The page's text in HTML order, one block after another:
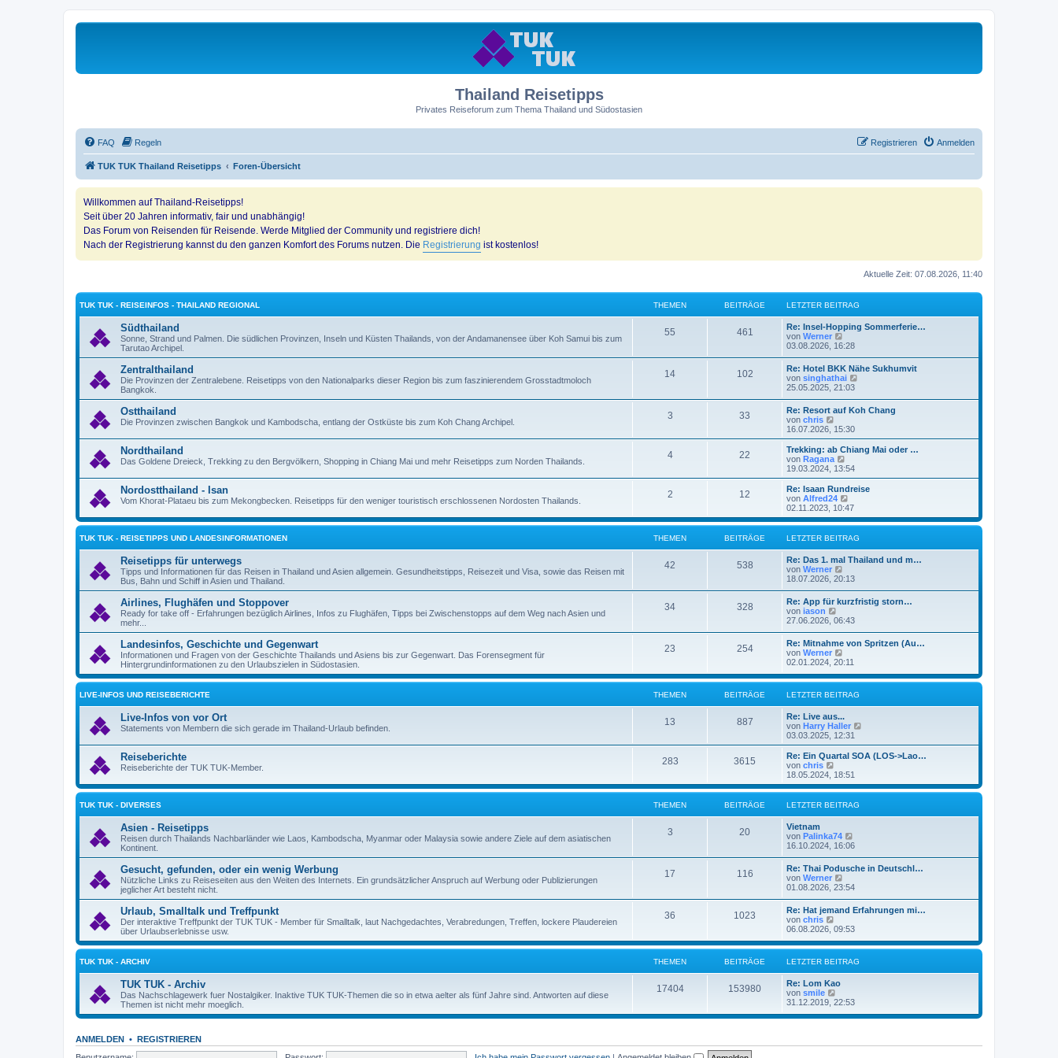
Thailand Reisetipps
Privates Reiseforum zum Thema Thailand und Südostasien
FAQ Regeln Anmelden
Registrieren
TUK TUK Thailand Reisetipps Foren-Übersicht
Willkommen auf Thailand-Reisetipps!
Seit über 20 Jahren informativ, fair und unabhängig!
Das Forum von Reisenden für Reisende. Werde Mitglied der Community und registriere dich!
Nach der Registrierung kannst du den ganzen Komfort des Forums nutzen. Die Registrierung ist kostenlos!
Aktuelle Zeit: 07.08.2026, 11:40
TUK TUK - REISEINFOS - THAILAND REGIONAL THEMEN BEITRÄGE LETZTER BEITRAG
Südthailand
Sonne, Strand und Palmen. Die südlichen Provinzen, Inseln und Küsten Thailands, von der Andamanensee über Koh Samui bis zum
Tarutao Archipel.
55 461
Re: Insel-Hopping Sommerferie…
von Werner
e
e
s
t
e
r
B
i
t
r
a
g
03.08.2026, 16:28
Zentralthailand
Die Provinzen der Zentralebene. Reisetipps von den Nationalparks dieser Region bis zum faszinierendem Grosstadtmoloch
Bangkok.
14 102
Re: Hotel BKK Nähe Sukhumvit
von singhathai
e
s
r
B
t
r
25.05.2025, 21:03
Ostthailand
Die Provinzen zwischen Bangkok und Kambodscha, entlang der Ostküste bis zum Koh Chang Archipel.
3 33
Re: Resort auf Koh Chang
von chris
e
u
e
s
t
B
e
i
t
a
g
16.07.2026, 15:30
Nordthailand
Das Goldene Dreieck, Trekking zu den Bergvölkern, Shopping in Chiang Mai und mehr Reisetipps zum Norden Thailands.
4 22
Trekking: ab Chiang Mai oder …
von Ragana
e
u
e
s
t
r
B
e
i
a
g
19.03.2024, 13:54
Nordostthailand - Isan
Vom Khorat-Plataeu bis zum Mekongbecken. Reisetipps für den weniger touristisch erschlossenen Nordosten Thailands.
2 12
Re: Isaan Rundreise
von Alfred24
e
u
e
s
r
e
i
t
a
02.11.2023, 10:47
TUK TUK - REISETIPPS UND LANDESINFORMATIONEN THEMEN BEITRÄGE LETZTER BEITRAG
Reisetipps für unterwegs
Tipps und Informationen für das Reisen in Thailand und Asien allgemein. Gesundheitstipps, Reisezeit und Visa, sowie das Reisen mit
Bus, Bahn und Schiff in Asien und Thailand.
42 538
Re: Das 1. mal Thailand und m…
von Werner
e
s
e
r
B
i
t
r
a
g
18.07.2026, 20:13
Airlines, Flughäfen und Stoppover
Ready for take off - Erfahrungen bezüglich Airlines, Infos zu Flughäfen, Tipps bei Zwischenstopps auf dem Weg nach Asien und
mehr...
34 328
Re: App für kurzfristig storn…
von iason
e
s
t
e
r
B
e
i
t
r
a
27.06.2026, 06:43
Landesinfos, Geschichte und Gegenwart
Informationen und Fragen von der Geschichte Thailands und Asiens bis zur Gegenwart. Das Forensegment für
Hintergrundinformationen zu den Urlaubszielen in Südostasien.
23 254
Re: Mitnahme von Spritzen (Au…
von Werner
e
e
t
e
r
B
e
i
t
a
g
02.01.2024, 20:11
LIVE-INFOS UND REISEBERICHTE THEMEN BEITRÄGE LETZTER BEITRAG
Live-Infos von vor Ort
Statements von Membern die sich gerade im Thailand-Urlaub befinden.
13 887
Re: Live aus...
von Harry Haller
u
e
r
i
g
03.03.2025, 12:31
Reiseberichte
Reiseberichte der TUK TUK-Member.
283 3615
Re: Ein Quartal SOA (LOS->Lao…
von chris
e
u
e
s
B
e
i
t
r
a
18.05.2024, 18:51
TUK TUK - DIVERSES THEMEN BEITRÄGE LETZTER BEITRAG
Asien - Reisetipps
Reisen durch Thailands Nachbarländer wie Laos, Kambodscha, Myanmar oder Malaysia sowie andere Ziele auf dem asiatischen
Kontinent.
3 20
Vietnam
von Palinka74
e
e
s
t
e
r
B
i
t
r
a
g
16.10.2024, 16:06
Gesucht, gefunden, oder ein wenig Werbung
Nützliche Links zu Reiseseiten aus den Weiten des Internets. Ein grundsätzlicher Anspruch auf Werbung oder Publizierungen
jeglicher Art besteht nicht.
17 116
Re: Thai Podusche in Deutschl…
von Werner
e
e
s
e
r
B
e
i
a
01.08.2026, 23:54
Urlaub, Smalltalk und Treffpunkt
Der interaktive Treffpunkt der TUK TUK - Member für Smalltalk, laut Nachgedachtes, Verabredungen, Treffen, lockere Plaudereien
über Urlaubserlebnisse usw.
36 1023
Re: Hat jemand Erfahrungen mi…
von chris
e
e
t
e
r
B
e
i
06.08.2026, 09:53
TUK TUK - ARCHIV THEMEN BEITRÄGE LETZTER BEITRAG
TUK TUK - Archiv
Das Nachschlagewerk fuer Nostalgiker. Inaktive TUK TUK-Themen die so in etwa aelter als fünf Jahre sind. Antworten auf diese
Themen ist nicht mehr moeglich.
17404 153980
Re: Lom Kao
von smile
e
e
e
31.12.2019, 22:53
ANMELDEN • REGISTRIEREN